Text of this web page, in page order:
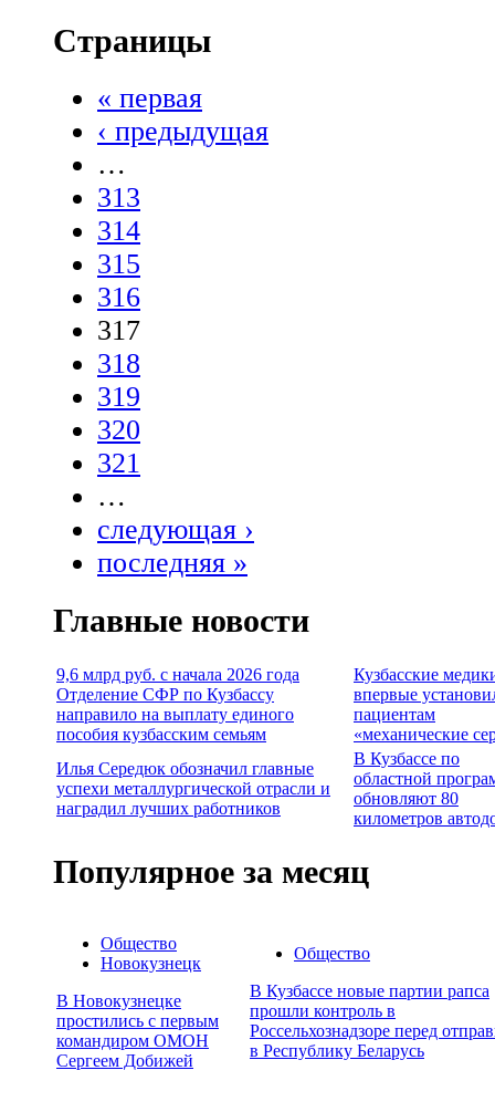
Страницы
« первая
‹ предыдущая
…
313
314
315
316
317
318
319
320
321
…
следующая ›
последняя »
Главные новости
9,6 млрд руб. с начала 2026 года
Отделение СФР по Кузбассу
направило на выплату единого
пособия кузбасским семьям
Кузбасские
впервые
пациентам
«механические
Илья Середюк обозначил главные
успехи металлургической отрасли и
наградил лучших работников
В Кузбассе по
областной
обновляют 80
километров
Популярное за месяц
Общество
Новокузнецк
В Новокузнецке
простились с первым
командиром ОМОН
Сергеем Добижей
Общество
В Кузбассе новые партии рапса
прошли контроль в
Россельхознадзоре перед
в Республику Беларусь